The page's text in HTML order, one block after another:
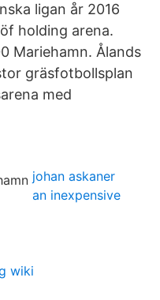
ligan år 2016
holding arena.
Mariehamn. Ålands
gräsfotbollsplan
med
johan askaner
an inexpensive
wiki